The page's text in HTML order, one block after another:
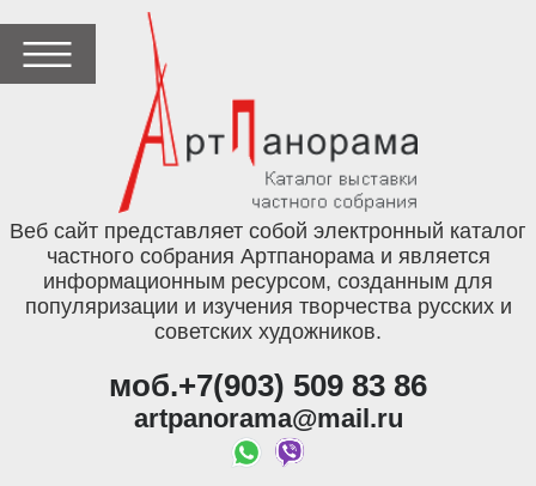
Веб сайт представляет собой электронный каталог
частного собрания Артпанорама и является
информационным ресурсом, созданным для
популяризации и изучения творчества русских и
советских художников.
моб.+7(903) 509 83 86
artpanorama@mail.ru